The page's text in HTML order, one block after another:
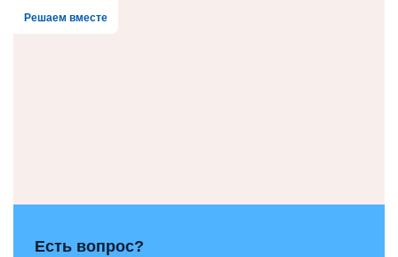
Решаем вместе
Есть вопрос?